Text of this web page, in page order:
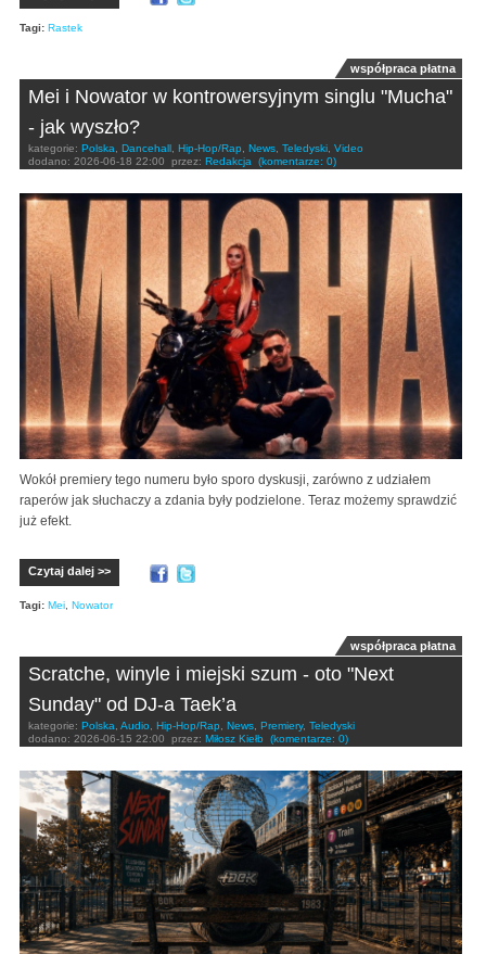
Tagi: Rastek
współpraca płatna
Mei i Nowator w kontrowersyjnym singlu "Mucha"
- jak wyszło?
kategorie: Polska Dancehall Hip-Hop/Rap News Teledyski Video
dodano: 2026-06-18 22:00 przez: Redakcja (komentarze: 0)
Wokół premiery tego numeru było sporo dyskusji, zarówno z udziałem
raperów jak słuchaczy a zdania były podzielone. Teraz możemy sprawdzić
już efekt.
Czytaj dalej >>
Tagi: Mei Nowator
współpraca płatna
Scratche, winyle i miejski szum - oto "Next
Sunday" od DJ-a Taek’a
kategorie: Polska Audio Hip-Hop/Rap News Premiery, Teledyski
dodano: 2026-06-15 22:00 przez: Miłosz Kiełb (komentarze: 0)